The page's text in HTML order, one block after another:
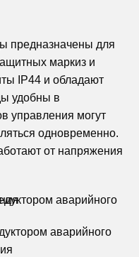
предназначены для
маркиз и
IP44 и обладают
удобны в
управления могут
одновременно.
от напряжения
аварийного